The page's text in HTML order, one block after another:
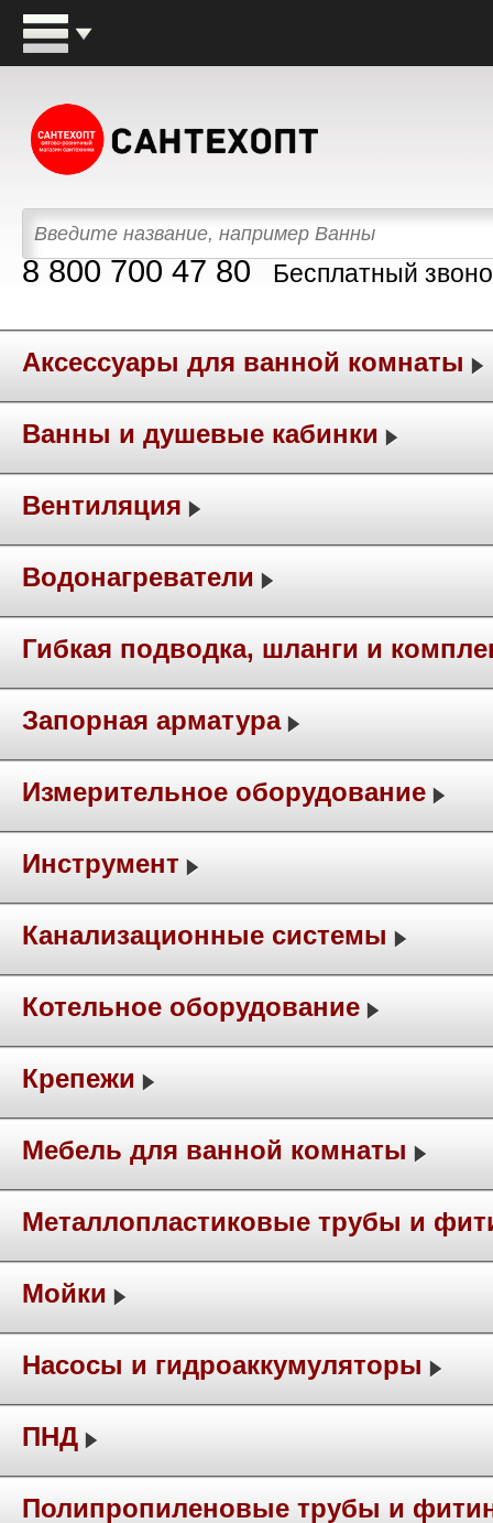
8 800 700 47 80 Бесплатный
Аксессуары для ванной комнаты
Ванны и душевые кабинки
Вентиляция
Водонагреватели
Гибкая подводка, шланги и
Запорная арматура
Измерительное оборудование
Инструмент
Канализационные системы
Котельное оборудование
Крепежи
Мебель для ванной комнаты
Металлопластиковые трубы и
Мойки
Насосы и гидроаккумуляторы
ПНД
Полипропиленовые трубы и